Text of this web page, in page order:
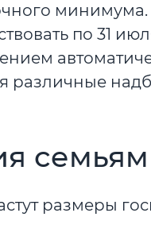
минимума.
по 31
различные
размеры